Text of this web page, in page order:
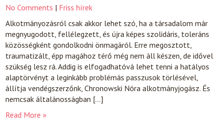
No Comments | Friss hírek
Alkotmányozásról csak akkor lehet szó, ha a társadalom már
megnyugodott, fellélegzett, és újra képes szolidáris, toleráns
közösségként gondolkodni önmagáról. Erre megosztott,
traumatizált, épp magához térő még nem áll készen, de idővel
szükség lesz rá. Addig is elfogadhatóvá lehet tenni a hatályos
alaptörvényt a leginkább problémás passzusok törlésével,
állítja vendégszerzőnk, Chronowski Nóra alkotmányjogász. És
nemcsak általánosságban […]
Read More »